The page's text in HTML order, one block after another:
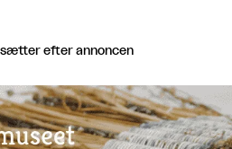
efter annoncen